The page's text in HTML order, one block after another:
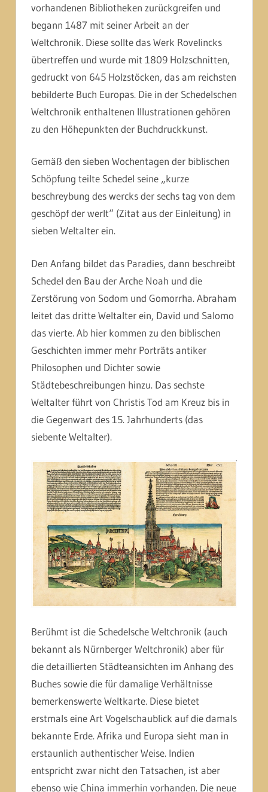
vorhandenen Bibliotheken zurückgreifen und
begann 1487 mit seiner Arbeit an der
Weltchronik. Diese sollte das Werk Rovelincks
übertreffen und wurde mit 1809 Holzschnitten,
gedruckt von 645 Holzstöcken, das am reichsten
bebilderte Buch Europas. Die in der Schedelschen
Weltchronik enthaltenen Illustrationen gehören
zu den Höhepunkten der Buchdruckkunst.
Gemäß den sieben Wochentagen der biblischen
Schöpfung teilte Schedel seine „kurze
beschreybung des wercks der sechs tag von dem
geschöpf der werlt“ (Zitat aus der Einleitung) in
sieben Weltalter ein.
Den Anfang bildet das Paradies, dann beschreibt
Schedel den Bau der Arche Noah und die
Zerstörung von Sodom und Gomorrha. Abraham
leitet das dritte Weltalter ein, David und Salomo
das vierte. Ab hier kommen zu den biblischen
Geschichten immer mehr Porträts antiker
Philosophen und Dichter sowie
Städtebeschreibungen hinzu. Das sechste
Weltalter führt von Christis Tod am Kreuz bis in
die Gegenwart des 15. Jahrhunderts (das
siebente Weltalter).
Berühmt ist die Schedelsche Weltchronik (auch
bekannt als Nürnberger Weltchronik) aber für
die detaillierten Städteansichten im Anhang des
Buches sowie die für damalige Verhältnisse
bemerkenswerte Weltkarte. Diese bietet
erstmals eine Art Vogelschaublick auf die damals
bekannte Erde. Afrika und Europa sieht man in
erstaunlich authentischer Weise. Indien
entspricht zwar nicht den Tatsachen, ist aber
ebenso wie China immerhin vorhanden. Die neue